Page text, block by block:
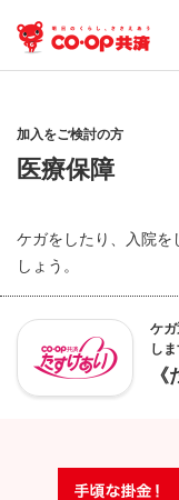
加入をご検討の方
医療保障
ケガをしたり、入院を
しょう。
ケ
しま